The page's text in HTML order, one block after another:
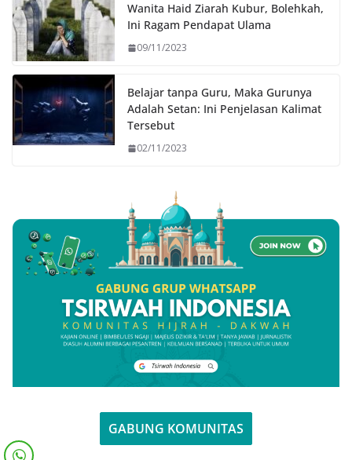
Wanita Haid Ziarah Kubur, Bolehkah,
Ini Ragam Pendapat Ulama
09/11/2023
Belajar tanpa Guru, Maka Gurunya
Adalah Setan: Ini Penjelasan Kalimat
Tersebut
02/11/2023
GABUNG KOMUNITAS